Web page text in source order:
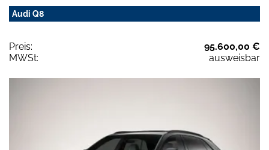
Audi Q8
Preis:
95.600,00 €
MWSt:
ausweisbar